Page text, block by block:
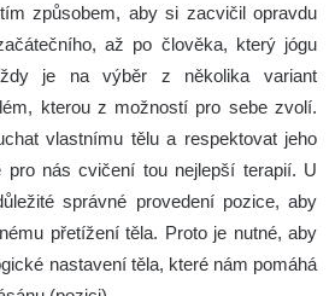
způsobem, aby si zacvičil opravdu
až po člověka, který jógu
je na výběr z několika variant
kterou z možností pro sebe zvolí.
vlastnímu tělu a respektovat jeho
pro nás cvičení tou nejlepší terapií. U
správné provedení pozice, aby
přetížení těla. Proto je nutné, aby
nastavení těla, které nám pomáhá